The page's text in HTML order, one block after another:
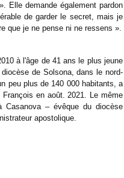
Elle demande également pardon
de garder le secret, mais je
que je ne pense ni ne ressens ».
à l'âge de 41 ans le plus jeune
de Solsona, dans le nord-
peu plus de 140 000 habitants, a
en août. 2021. Le même
Casanova – évêque du diocèse
apostolique.